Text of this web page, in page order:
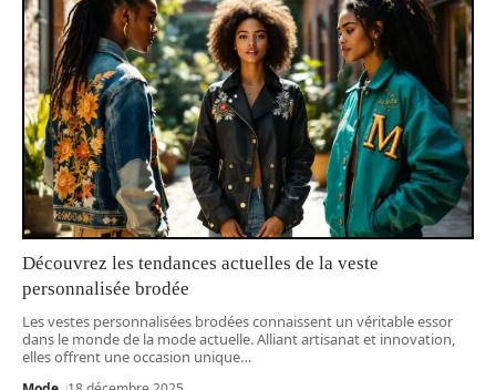
Découvrez les tendances actuelles de la veste
personnalisée brodée
Les vestes personnalisées brodées connaissent un véritable essor
dans le monde de la mode actuelle. Alliant artisanat et innovation,
elles offrent une occasion unique…